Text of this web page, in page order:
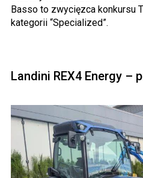
Basso to zwycięzca konkursu
kategorii “Specialized”.
Landini REX4 Energy –